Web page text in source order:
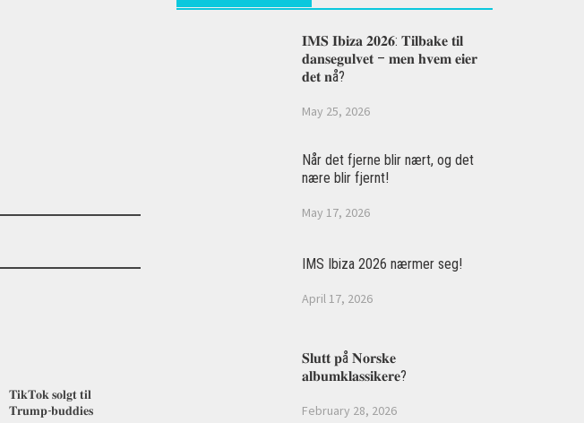
𝐓𝐢𝐤𝐓𝐨𝐤 𝐬𝐨𝐥𝐠𝐭 𝐭𝐢𝐥
𝐓𝐫𝐮𝐦𝐩-𝐛𝐮𝐝𝐝𝐢𝐞𝐬
𝐈𝐌𝐒 𝐈𝐛𝐢𝐳𝐚 𝟐𝟎𝟐𝟔: 𝐓𝐢𝐥𝐛𝐚𝐤𝐞 𝐭𝐢𝐥
𝐝𝐚𝐧𝐬𝐞𝐠𝐮𝐥𝐯𝐞𝐭 – 𝐦𝐞𝐧 𝐡𝐯𝐞𝐦 𝐞𝐢𝐞𝐫
𝐝𝐞𝐭 𝐧å?
May 25, 2026
Når det fjerne blir nært, og det
nære blir fjernt!
May 17, 2026
IMS Ibiza 2026 nærmer seg!
April 17, 2026
𝐒𝐥𝐮𝐭𝐭 𝐩å 𝐍𝐨𝐫𝐬𝐤𝐞
𝐚𝐥𝐛𝐮𝐦𝐤𝐥𝐚𝐬𝐬𝐢𝐤𝐞𝐫𝐞?
February 28, 2026